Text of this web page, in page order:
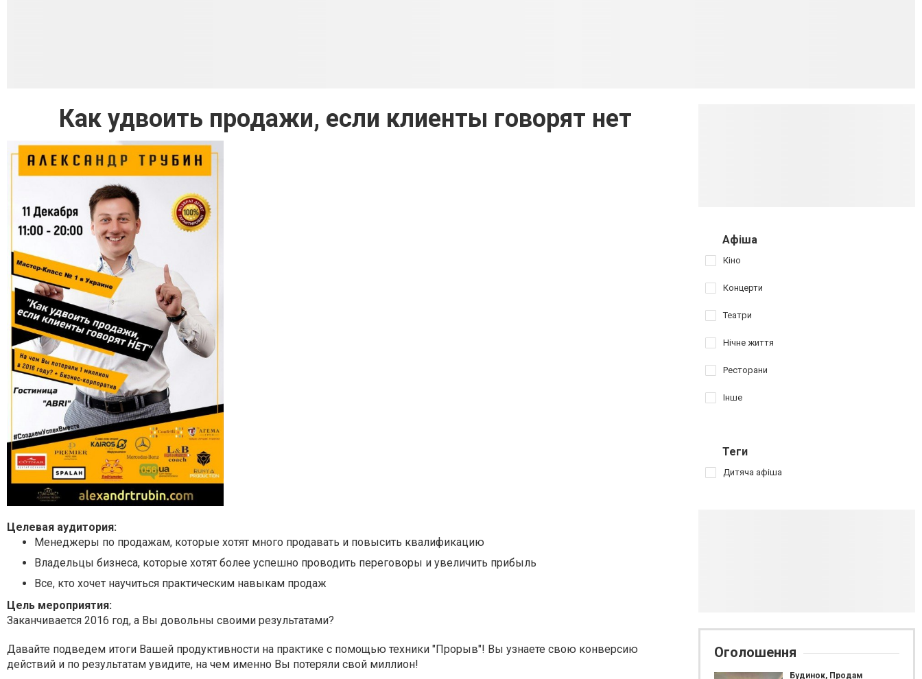
Как удвоить продажи, если клиенты говорят нет
Целевая аудитория:
Менеджеры по продажам, которые хотят много продавать и повысить квалификацию
Владельцы бизнеса, которые хотят более успешно проводить переговоры и увеличить прибыль
Все, кто хочет научиться практическим навыкам продаж
Цель мероприятия:
Заканчивается 2016 год, а Вы довольны своими результатами?
Давайте подведем итоги Вашей продуктивности на практике с помощью техники "Прорыв"! Вы узнаете свою конверсию
действий и по результатам увидите, на чем именно Вы потеряли свой миллион!
Афіша
Кіно
Концерти
Театри
Нічне життя
Ресторани
Інше
Теги
Дитяча афіша
Оголошення
Будинок, Продам